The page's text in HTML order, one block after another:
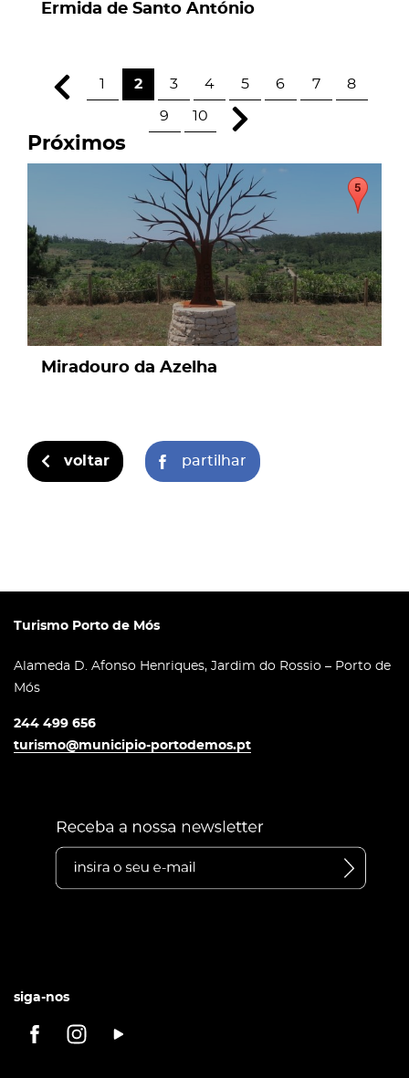
Ermida de Santo António
1 2 3 4 5 6 7 8
9 10
Próximos
Miradouro da Azelha
voltar partilhar
Turismo Porto de Mós
Alameda D. Afonso Henriques, Jardim do Rossio – Porto de
Mós
244 499 656
turismo@municipio-portodemos.pt
siga-nos